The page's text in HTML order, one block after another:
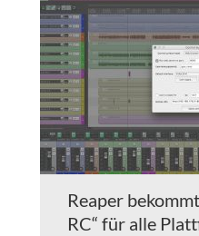
Reaper
RC“ für alle